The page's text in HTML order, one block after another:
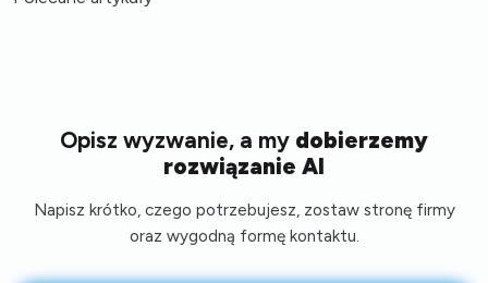
Opisz wyzwanie, a my dobierzemy
rozwiązanie AI
Napisz krótko, czego potrzebujesz, zostaw stronę firmy
oraz wygodną formę kontaktu.